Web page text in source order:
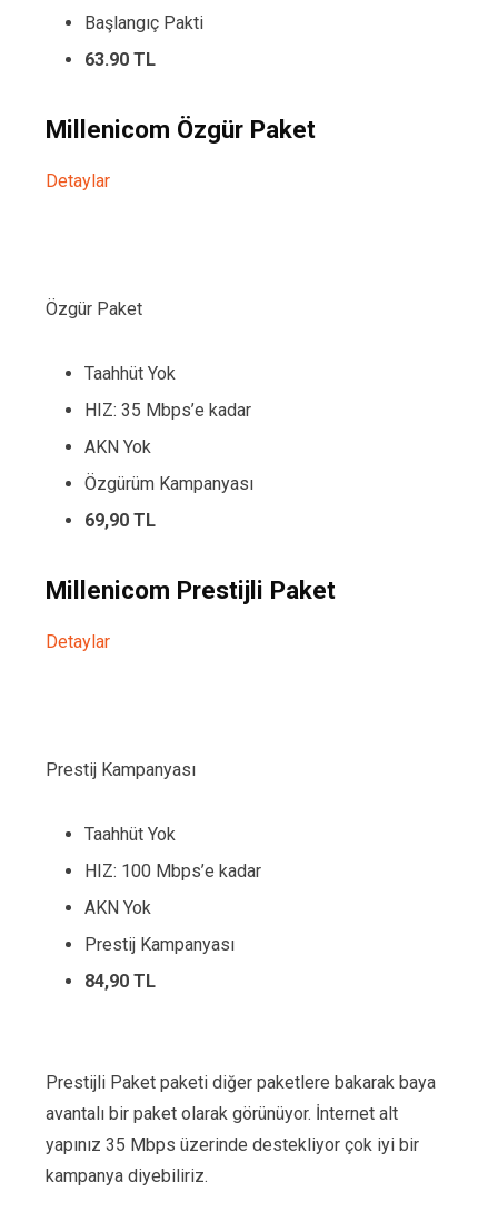
Başlangıç Pakti
63.90 TL
Millenicom Özgür Paket
Detaylar
Özgür Paket
Taahhüt Yok
HIZ: 35 Mbps’e kadar
AKN Yok
Özgürüm Kampanyası
69,90 TL
Millenicom Prestijli Paket
Detaylar
Prestij Kampanyası
Taahhüt Yok
HIZ: 100 Mbps’e kadar
AKN Yok
Prestij Kampanyası
84,90 TL
Prestijli Paket paketi diğer paketlere bakarak baya
avantalı bir paket olarak görünüyor. İnternet alt
yapınız 35 Mbps üzerinde destekliyor çok iyi bir
kampanya diyebiliriz.